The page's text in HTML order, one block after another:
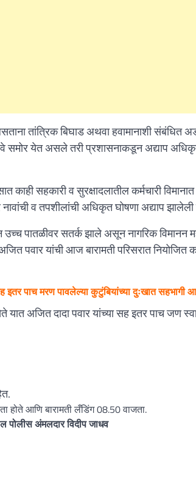
तांत्रिक बिघाड अथवा हवामानाशी
समोर येत असले तरी प्रशासनाकडून अद्याप
काही सहकारी व सुरक्षादलातील कर्मचारी
व तपशीलांची अधिकृत घोषणा अद्याप झालेली
उच्च पातळीवर सतर्क झाले असून नागरिक
पवार यांची आज बारामती परिसरात नियोजित
इतर पाच मरण पावलेल्या कुटुंबियांच्या दुःखात सहभागी
यात अजित दादा पवार यांच्या सह इतर पाच जण
आणि बारामती लँडिंग 08.50 वाजता.
पोलीस अंमलदार विदीप जाधव